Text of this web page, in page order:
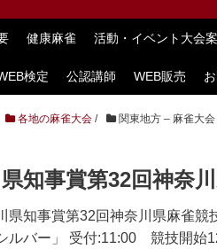
健康麻雀 活動・イベント大会
検定 公認講師 WEB販売
各地の麻雀大会 / 関東地方 – 麻雀大会
知事賞第32回神奈
県知事賞第32回神奈川県麻雀競
ルバー」 受付:11:00 競技開始